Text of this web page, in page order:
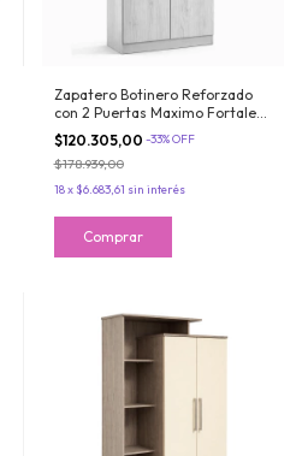
Zapatero Botinero Reforzado
con 2 Puertas Maximo Fortaleza
18 pares Marfil
$120.305,00 -33%OFF
$178.939,00
18x $6.683,61 sin interés